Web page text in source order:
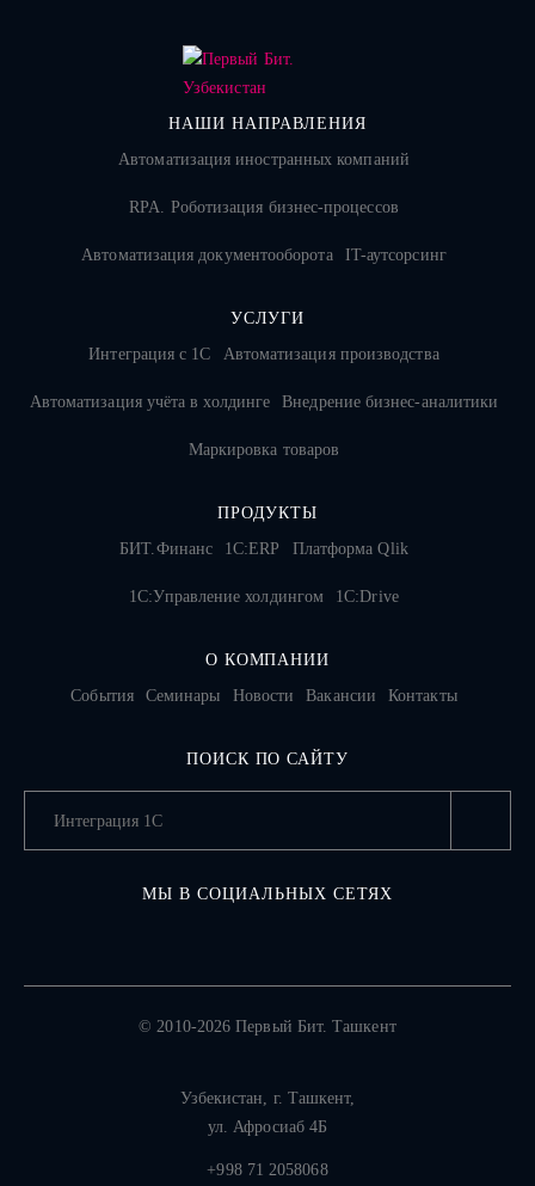
НАШИ НАПРАВЛЕНИЯ
Автоматизация иностранных компаний
RPA. Роботизация бизнес-процессов
Автоматизация документооборота IT-аутсорсинг
УСЛУГИ
Интеграция с 1С
Автоматизация производства
Автоматизация учёта в холдинге Внедрение бизнес-аналитики
Маркировка товаров
ПРОДУКТЫ
БИТ.Финанс
1С:ERP Платформа Qlik
1С:Управление холдингом 1C:Drive
О КОМПАНИИ
События
Семинары Новости Вакансии Контакты
ПОИСК ПО САЙТУ
МЫ В СОЦИАЛЬНЫХ СЕТЯХ
© 2010-2026 Первый Бит. Ташкент
Узбекистан, г. Ташкент,
ул. Афросиаб 4Б
+998 71 2058068